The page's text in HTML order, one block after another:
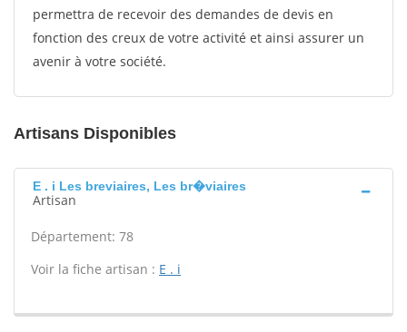
permettra de recevoir des demandes de devis en
fonction des creux de votre activité et ainsi assurer un
avenir à votre société.
Artisans Disponibles
E . i Les breviaires, Les br�viaires
Artisan
Département: 78
Voir la fiche artisan : E . i